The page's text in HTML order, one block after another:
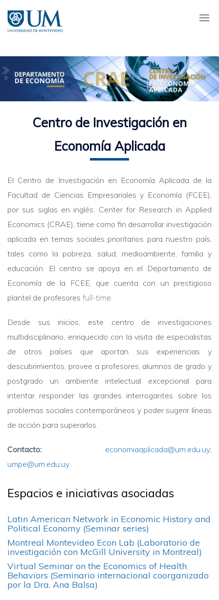
contenido
principal
Centro de Investigación en
Economía Aplicada
El Centro de Investigación en Economía Aplicada de la
Facultad de Ciencias Empresariales y Economía (FCEE),
por sus siglas en inglés: Center for Research in Applied
Economics (CRAE), tiene como fin desarrollar investigación
aplicada en temas sociales prioritarios para nuestro país,
tales como la pobreza, salud, medioambiente, familia y
educación. El centro se apoya en el Departamento de
Economía de la FCEE, que cuenta con un prestigioso
plantel de profesores full-time
Desde sus inicios, este centro de investigaciones
multidisciplinario, enriquecido con la visita de especialistas
de otros países que aportan sus experiencias y
descubrimientos, provee a profesores, alumnos de grado y
postgrado un ambiente intelectual excepcional para
intentar responder las grandes interrogantes sobre los
problemas sociales contemporáneos y poder sugerir líneas
de acción para superarlos.
Contacto: economiaaplicada@um.edu.uy;
umpe@um.edu.uy
Espacios e iniciativas asociadas
Latin American Network in Economic History and
Political Economy (Seminar series)
Montreal Montevideo Econ Lab (Laboratorio de
investigación con McGill University in Montreal)
Virtual Seminar on the Economics of Health
Behaviors (Seminario internacional coorganizado
por la Dra. Ana Balsa)